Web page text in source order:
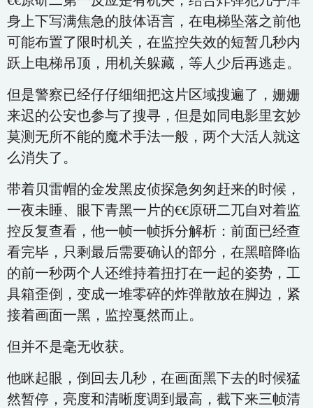
身上下写满焦急的肢体语言，在电梯坠落之前他
可能布置了限时机关，在监控失效的短暂几秒内
跃上电梯吊顶，用机关躲藏，等人少后再逃走。
但是警察已经仔仔细细把这片区域搜遍了，姗姗
来迟的公安也参与了搜寻，但是如同电影里玄妙
莫测无所不能的魔术手法一般，两个大活人就这
么消失了。
带着贝雷帽的金发黑皮侦探急匆匆赶来的时候，
一夜未睡、眼下青黑一片的€€原研二兀自对着监
控反复查看，他一帧一帧拆分解析：前面已经查
看完毕，只剩最后需要确认的部分，在黑暗降临
的前一秒两个人还维持着扭打在一起的姿势，工
具箱歪倒，变成一堆零碎的炸弹散放在脚边，紧
接着画面一黑，监控戛然而止。
但并不是毫无收获。
他眯起眼，倒回去几秒，在画面黑下去的时候猛
然暂停，亮度和清晰度调到最高，截下来三帧清